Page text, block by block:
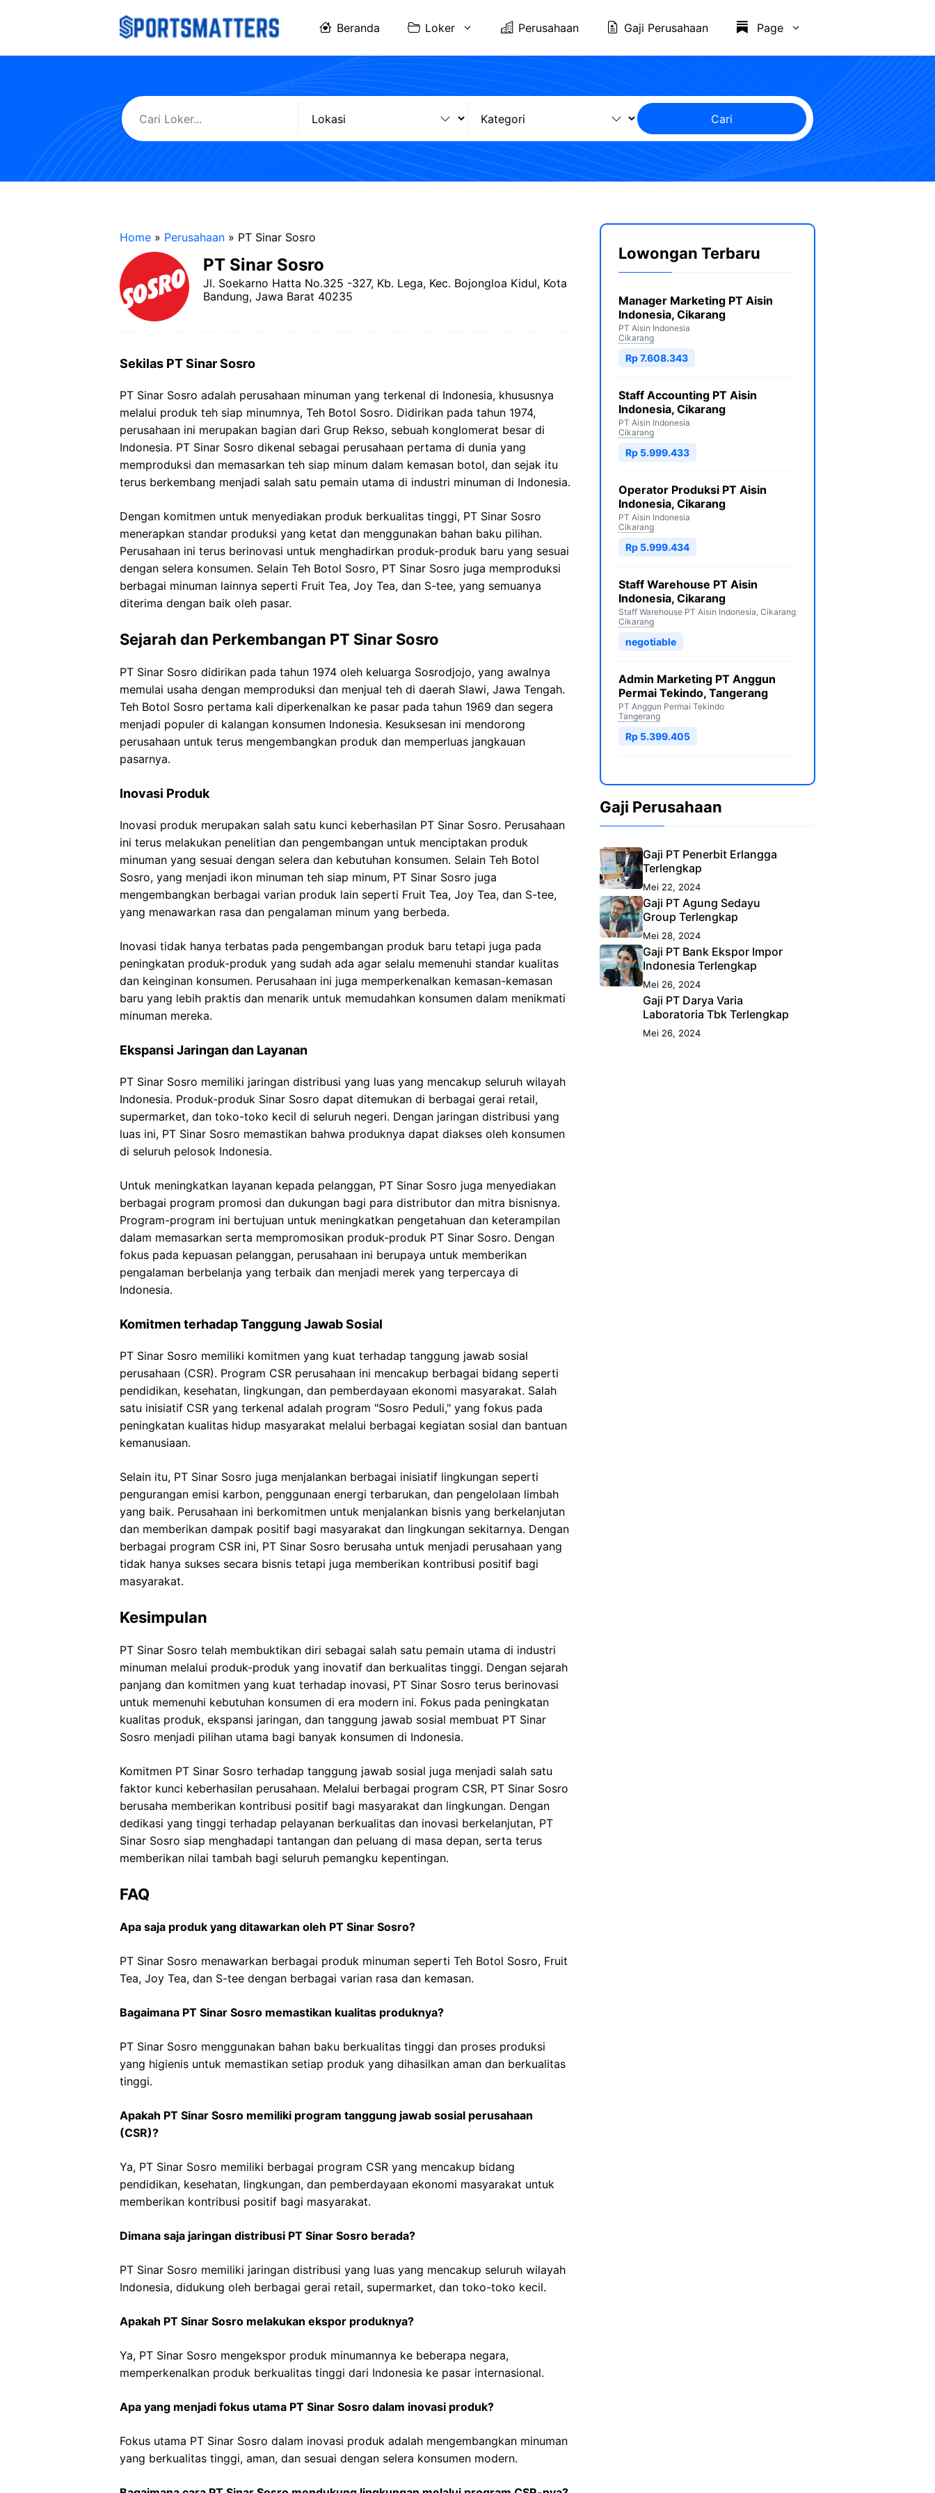
Beranda Loker Perusahaan Gaji Perusahaan Page
Cari
Home » Perusahaan » PT Sinar Sosro
PT Sinar Sosro
Jl. Soekarno Hatta No.325 -327, Kb. Lega, Kec. Bojongloa Kidul, Kota
Bandung, Jawa Barat 40235
Sekilas PT Sinar Sosro
PT Sinar Sosro adalah perusahaan minuman yang terkenal di Indonesia, khususnya
melalui produk teh siap minumnya, Teh Botol Sosro. Didirikan pada tahun 1974,
perusahaan ini merupakan bagian dari Grup Rekso, sebuah konglomerat besar di
Indonesia. PT Sinar Sosro dikenal sebagai perusahaan pertama di dunia yang
memproduksi dan memasarkan teh siap minum dalam kemasan botol, dan sejak itu
terus berkembang menjadi salah satu pemain utama di industri minuman di Indonesia.
Dengan komitmen untuk menyediakan produk berkualitas tinggi, PT Sinar Sosro
menerapkan standar produksi yang ketat dan menggunakan bahan baku pilihan.
Perusahaan ini terus berinovasi untuk menghadirkan produk-produk baru yang sesuai
dengan selera konsumen. Selain Teh Botol Sosro, PT Sinar Sosro juga memproduksi
berbagai minuman lainnya seperti Fruit Tea, Joy Tea, dan S-tee, yang semuanya
diterima dengan baik oleh pasar.
Sejarah dan Perkembangan PT Sinar Sosro
PT Sinar Sosro didirikan pada tahun 1974 oleh keluarga Sosrodjojo, yang awalnya
memulai usaha dengan memproduksi dan menjual teh di daerah Slawi, Jawa Tengah.
Teh Botol Sosro pertama kali diperkenalkan ke pasar pada tahun 1969 dan segera
menjadi populer di kalangan konsumen Indonesia. Kesuksesan ini mendorong
perusahaan untuk terus mengembangkan produk dan memperluas jangkauan
pasarnya.
Inovasi Produk
Inovasi produk merupakan salah satu kunci keberhasilan PT Sinar Sosro. Perusahaan
ini terus melakukan penelitian dan pengembangan untuk menciptakan produk
minuman yang sesuai dengan selera dan kebutuhan konsumen. Selain Teh Botol
Sosro, yang menjadi ikon minuman teh siap minum, PT Sinar Sosro juga
mengembangkan berbagai varian produk lain seperti Fruit Tea, Joy Tea, dan S-tee,
yang menawarkan rasa dan pengalaman minum yang berbeda.
Inovasi tidak hanya terbatas pada pengembangan produk baru tetapi juga pada
peningkatan produk-produk yang sudah ada agar selalu memenuhi standar kualitas
dan keinginan konsumen. Perusahaan ini juga memperkenalkan kemasan-kemasan
baru yang lebih praktis dan menarik untuk memudahkan konsumen dalam menikmati
minuman mereka.
Ekspansi Jaringan dan Layanan
PT Sinar Sosro memiliki jaringan distribusi yang luas yang mencakup seluruh wilayah
Indonesia. Produk-produk Sinar Sosro dapat ditemukan di berbagai gerai retail,
supermarket, dan toko-toko kecil di seluruh negeri. Dengan jaringan distribusi yang
luas ini, PT Sinar Sosro memastikan bahwa produknya dapat diakses oleh konsumen
di seluruh pelosok Indonesia.
Untuk meningkatkan layanan kepada pelanggan, PT Sinar Sosro juga menyediakan
berbagai program promosi dan dukungan bagi para distributor dan mitra bisnisnya.
Program-program ini bertujuan untuk meningkatkan pengetahuan dan keterampilan
dalam memasarkan serta mempromosikan produk-produk PT Sinar Sosro. Dengan
fokus pada kepuasan pelanggan, perusahaan ini berupaya untuk memberikan
pengalaman berbelanja yang terbaik dan menjadi merek yang terpercaya di
Indonesia.
Komitmen terhadap Tanggung Jawab Sosial
PT Sinar Sosro memiliki komitmen yang kuat terhadap tanggung jawab sosial
perusahaan (CSR). Program CSR perusahaan ini mencakup berbagai bidang seperti
pendidikan, kesehatan, lingkungan, dan pemberdayaan ekonomi masyarakat. Salah
satu inisiatif CSR yang terkenal adalah program "Sosro Peduli," yang fokus pada
peningkatan kualitas hidup masyarakat melalui berbagai kegiatan sosial dan bantuan
kemanusiaan.
Selain itu, PT Sinar Sosro juga menjalankan berbagai inisiatif lingkungan seperti
pengurangan emisi karbon, penggunaan energi terbarukan, dan pengelolaan limbah
yang baik. Perusahaan ini berkomitmen untuk menjalankan bisnis yang berkelanjutan
dan memberikan dampak positif bagi masyarakat dan lingkungan sekitarnya. Dengan
berbagai program CSR ini, PT Sinar Sosro berusaha untuk menjadi perusahaan yang
tidak hanya sukses secara bisnis tetapi juga memberikan kontribusi positif bagi
masyarakat.
Kesimpulan
PT Sinar Sosro telah membuktikan diri sebagai salah satu pemain utama di industri
minuman melalui produk-produk yang inovatif dan berkualitas tinggi. Dengan sejarah
panjang dan komitmen yang kuat terhadap inovasi, PT Sinar Sosro terus berinovasi
untuk memenuhi kebutuhan konsumen di era modern ini. Fokus pada peningkatan
kualitas produk, ekspansi jaringan, dan tanggung jawab sosial membuat PT Sinar
Sosro menjadi pilihan utama bagi banyak konsumen di Indonesia.
Komitmen PT Sinar Sosro terhadap tanggung jawab sosial juga menjadi salah satu
faktor kunci keberhasilan perusahaan. Melalui berbagai program CSR, PT Sinar Sosro
berusaha memberikan kontribusi positif bagi masyarakat dan lingkungan. Dengan
dedikasi yang tinggi terhadap pelayanan berkualitas dan inovasi berkelanjutan, PT
Sinar Sosro siap menghadapi tantangan dan peluang di masa depan, serta terus
memberikan nilai tambah bagi seluruh pemangku kepentingan.
FAQ
Apa saja produk yang ditawarkan oleh PT Sinar Sosro?
PT Sinar Sosro menawarkan berbagai produk minuman seperti Teh Botol Sosro, Fruit
Tea, Joy Tea, dan S-tee dengan berbagai varian rasa dan kemasan.
Bagaimana PT Sinar Sosro memastikan kualitas produknya?
PT Sinar Sosro menggunakan bahan baku berkualitas tinggi dan proses produksi
yang higienis untuk memastikan setiap produk yang dihasilkan aman dan berkualitas
tinggi.
Apakah PT Sinar Sosro memiliki program tanggung jawab sosial perusahaan
(CSR)?
Ya, PT Sinar Sosro memiliki berbagai program CSR yang mencakup bidang
pendidikan, kesehatan, lingkungan, dan pemberdayaan ekonomi masyarakat untuk
memberikan kontribusi positif bagi masyarakat.
Dimana saja jaringan distribusi PT Sinar Sosro berada?
PT Sinar Sosro memiliki jaringan distribusi yang luas yang mencakup seluruh wilayah
Indonesia, didukung oleh berbagai gerai retail, supermarket, dan toko-toko kecil.
Apakah PT Sinar Sosro melakukan ekspor produknya?
Ya, PT Sinar Sosro mengekspor produk minumannya ke beberapa negara,
memperkenalkan produk berkualitas tinggi dari Indonesia ke pasar internasional.
Apa yang menjadi fokus utama PT Sinar Sosro dalam inovasi produk?
Fokus utama PT Sinar Sosro dalam inovasi produk adalah mengembangkan minuman
yang berkualitas tinggi, aman, dan sesuai dengan selera konsumen modern.
Lowongan Terbaru
Manager Marketing PT Aisin
Indonesia, Cikarang
PT Aisin Indonesia
Cikarang
Rp 7.608.343
Staff Accounting PT Aisin
Indonesia, Cikarang
PT Aisin Indonesia
Cikarang
Rp 5.999.433
Operator Produksi PT Aisin
Indonesia, Cikarang
PT Aisin Indonesia
Cikarang
Rp 5.999.434
Staff Warehouse PT Aisin
Indonesia, Cikarang
Staff Warehouse PT Aisin Indonesia, Cikarang
Cikarang
negotiable
Admin Marketing PT Anggun
Permai Tekindo, Tangerang
PT Anggun Permai Tekindo
Tangerang
Rp 5.399.405
Gaji Perusahaan
Gaji PT Penerbit Erlangga
Terlengkap
Mei 22, 2024
Gaji PT Agung Sedayu
Group Terlengkap
Mei 28, 2024
Gaji PT Bank Ekspor Impor
Indonesia Terlengkap
Mei 26, 2024
Gaji PT Darya Varia
Laboratoria Tbk Terlengkap
Mei 26, 2024